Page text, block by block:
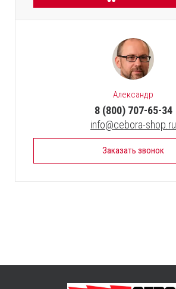
Александр
8 (800) 707-65-34
info@cebora-shop.ru
Заказать звонок